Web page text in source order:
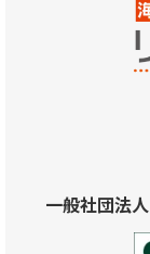
一般社団法